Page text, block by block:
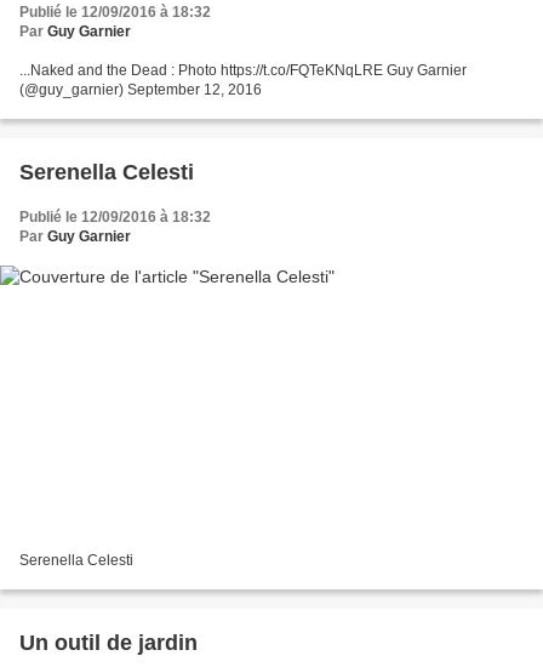
Publié le 12/09/2016 à 18:32
Par Guy Garnier
...Naked and the Dead : Photo https://t.co/FQTeKNqLRE Guy Garnier
(@guy_garnier) September 12, 2016
Serenella Celesti
Publié le 12/09/2016 à 18:32
Par Guy Garnier
Serenella Celesti
Un outil de jardin